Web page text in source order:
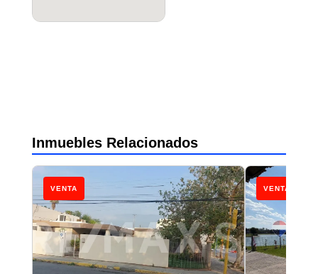
Inmuebles Relacionados
VENTA VENTA